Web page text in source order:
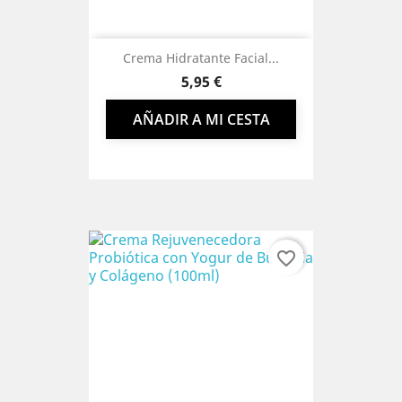
Crema Hidratante Facial...
Precio
5,95 €
AÑADIR A MI CESTA
favorite_border